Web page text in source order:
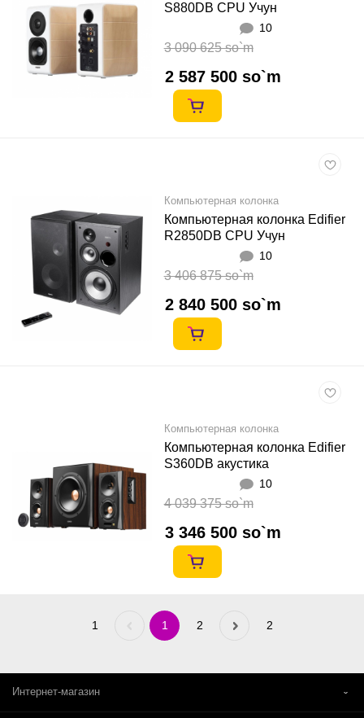
S880DB CPU Учун
10
3 090 625 so`m
2 587 500 so`m
Компьютерная колонка
Компьютерная колонка Edifier
R2850DB CPU Учун
10
3 406 875 so`m
2 840 500 so`m
Компьютерная колонка
Компьютерная колонка Edifier
S360DB акустика
10
4 039 375 so`m
3 346 500 so`m
1 Previous
1 2 »Next 2
Интернет-магазин